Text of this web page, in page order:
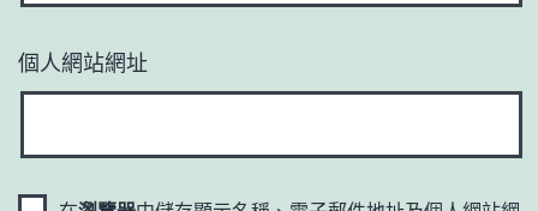
個人網站網址